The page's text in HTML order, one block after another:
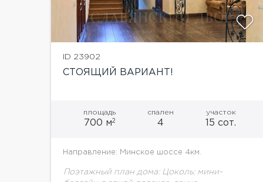
ID 23902
СТОЯЩИЙ ВАРИАНТ!
площадь
700 м2
спален
4
участок
15 сот.
Направление: Минское шоссе 4км.
Поэтажный план дома: Цоколь: мини-